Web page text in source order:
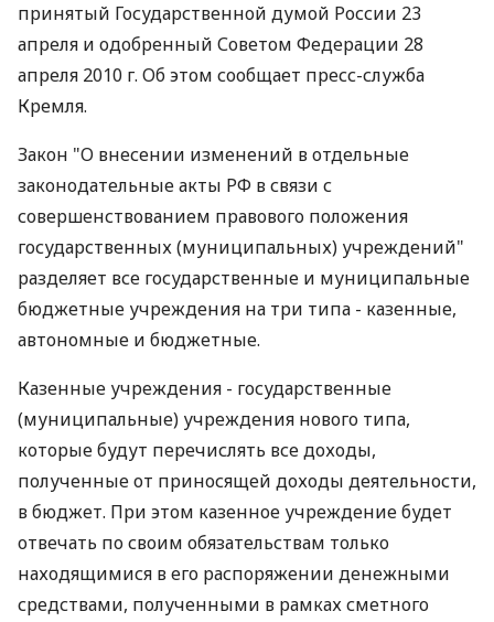
принятый Государственной думой России 23
апреля и одобренный Советом Федерации 28
апреля 2010 г. Об этом сообщает пресс-служба
Кремля.
Закон "О внесении изменений в отдельные
законодательные акты РФ в связи с
совершенствованием правового положения
государственных (муниципальных) учреждений"
разделяет все государственные и муниципальные
бюджетные учреждения на три типа - казенные,
автономные и бюджетные.
Казенные учреждения - государственные
(муниципальные) учреждения нового типа,
которые будут перечислять все доходы,
полученные от приносящей доходы деятельности,
в бюджет. При этом казенное учреждение будет
отвечать по своим обязательствам только
находящимися в его распоряжении денежными
средствами, полученными в рамках сметного